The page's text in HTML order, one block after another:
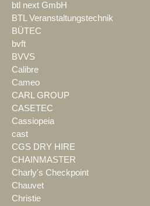
btl next GmbH
BTL Veranstaltungstechnik
BÜTEC
bvft
BVVS
Calibre
Cameo
CARL GROUP
CASETEC
Cassiopeia
cast
CGS DRY HIRE
CHAINMASTER
Charly's Checkpoint
Chauvet
Christie